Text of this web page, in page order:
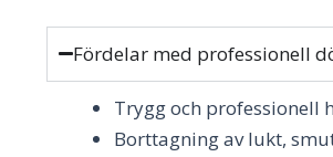
Fördelar med professionell
Trygg och professionell
Borttagning av lukt,